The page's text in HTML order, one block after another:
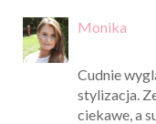
Monika
Cudnie
stylizacja.
ciekawe, a